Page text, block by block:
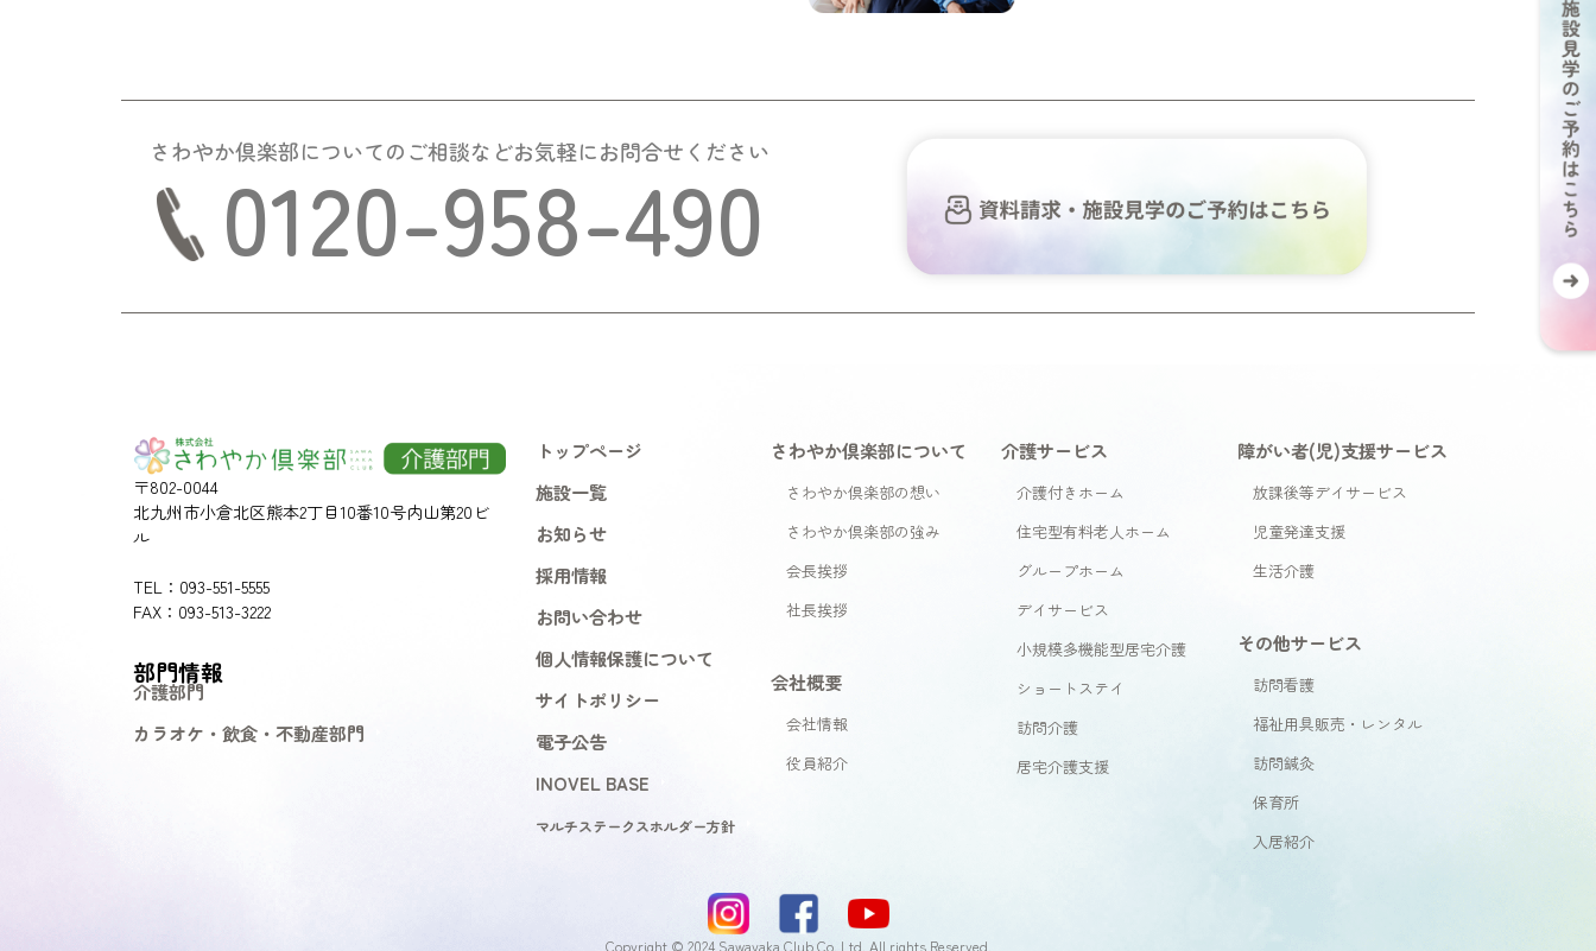
さわやか倶楽部についてのご相談などお気軽にお問合せください
0120-958-490
〒802-0044
北九州市小倉北区熊本2丁目10番10号内山第20ビ
ル
TEL：093-551-5555
FAX：093-513-3222
部門情報
介護部門
カラオケ・飲食・不動産部門
トップページ
施設一覧
お知らせ
採用情報
お問い合わせ
個人情報保護について
サイトポリシー
電子公告
INOVEL BASE
マルチステークスホルダー方針
さわやか倶楽部について
さわやか倶楽部の想い
さわやか倶楽部の強み
会長挨拶
社長挨拶
会社概要
会社情報
役員紹介
介護サービス
介護付きホーム
住宅型有料老人ホーム
グループホーム
デイサービス
小規模多機能型居宅介護
ショートステイ
訪問介護
居宅介護支援
障がい者(児)支援サービス
放課後等デイサービス
児童発達支援
生活介護
その他サービス
訪問看護
福祉用具販売・レンタル
訪問鍼灸
保育所
入居紹介
Copyright © 2024 Sawayaka Club Co.,Ltd. All rights Reserved.